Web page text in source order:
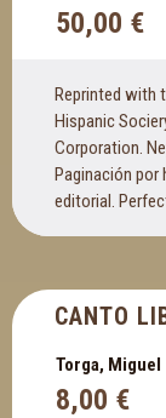
50,00 €
Reprinted with
Hispanic
Corporation.
Paginación por
editorial.
CANTO
Torga, Miguel
8,00 €